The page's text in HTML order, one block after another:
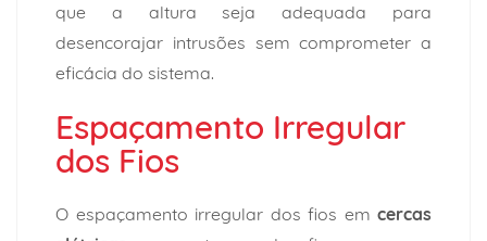
que a altura seja adequada para
desencorajar intrusões sem comprometer a
eficácia do sistema.
Espaçamento Irregular
dos Fios
O espaçamento irregular dos fios em cercas